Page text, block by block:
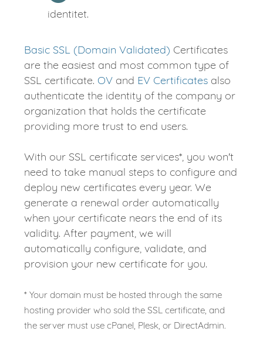
identitet.
Basic SSL (Domain Validated) Certificates
are the easiest and most common type of
SSL certificate. OV and EV Certificates also
authenticate the identity of the company or
organization that holds the certificate
providing more trust to end users.
With our SSL certificate services*, you won't
need to take manual steps to configure and
deploy new certificates every year. We
generate a renewal order automatically
when your certificate nears the end of its
validity. After payment, we will
automatically configure, validate, and
provision your new certificate for you.
* Your domain must be hosted through the same
hosting provider who sold the SSL certificate, and
the server must use cPanel, Plesk, or DirectAdmin.